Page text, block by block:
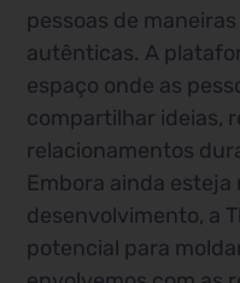
pessoas de
autênticas. A
espaço onde as
compartilhar ideias,
relacionamentos
Embora ainda esteja
desenvolvimento, a
potencial para